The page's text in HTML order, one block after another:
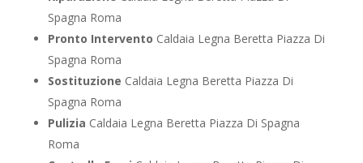
Spagna Roma
Pronto Intervento Caldaia Legna Beretta Piazza Di
Spagna Roma
Sostituzione Caldaia Legna Beretta Piazza Di
Spagna Roma
Pulizia Caldaia Legna Beretta Piazza Di Spagna
Roma